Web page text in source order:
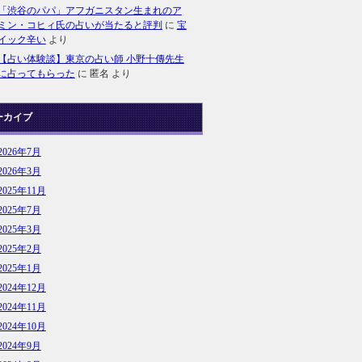
渋谷のパパ」アフガニスタン生まれのア
ン・コヒィ氏の占いが当たると評判 に 宝
ック辛いより
占い体験談】東京の占い師 小野十傳先生
占ってもらった に 匿名 より
カイブ
年7月
年3月
年11月
年7月
年3月
年2月
年1月
年12月
年11月
年10月
年9月